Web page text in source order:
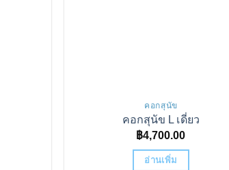
คอกสุนัข
คอกสุนัข L เดี่ยว
฿4,700.00
อ่านเพิ่ม